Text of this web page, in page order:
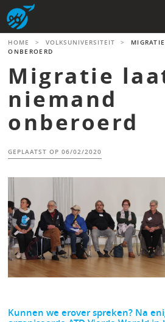
Skip
to
content
HOME > VOLKSUNIVERSITEIT >
ONBEROERD
Migratie
niemand
onberoerd
GEPLAATST OP06/02/2020
Kunnen we erover spreken? Na